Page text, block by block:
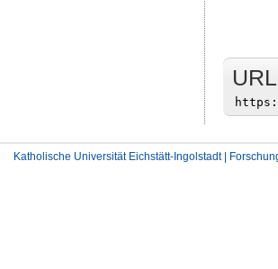
Katholische Universität Eichstätt-Ingolstadt |